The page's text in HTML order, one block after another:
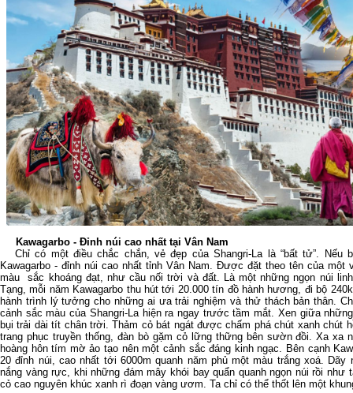
Kawagarbo - Đỉnh núi cao nhất tại Vân Nam
Chỉ có một điều chắc chắn, vẻ đẹp của Shangri-La là “bất tử”. Nếu
Kawagarbo - đỉnh núi cao nhất tỉnh Vân Nam. Được đặt theo tên của một
màu sắc khoáng đạt, như cầu nối trời và đất. Là một những ngọn núi
Tạng, mỗi năm Kawagarbo thu hút tới 20.000 tín đồ hành hương, đi bộ
hành trình lý tưởng cho những ai ưa trải nghiệm và thử thách bản thân.
cảnh sắc màu của Shangri-La hiện ra ngay trước tầm mắt. Xen giữa
bụi trải dài tít chân trời. Thảm cỏ bát ngát được chấm phá chút xanh chút
trang phục truyền thống, đàn bò gặm cỏ lững thững bên sườn đồi. Xa xa
hoàng hôn tím mờ ảo tạo nên một cảnh sắc đáng kinh ngạc. Bên cạnh
20 đỉnh núi, cao nhất tới 6000m quanh năm phủ một màu trắng xoá.
nắng vàng rực, khi những đám mây khói bay quẩn quanh ngọn núi rồi như
cỏ cao nguyên khúc xanh rì đoạn vàng ươm. Ta chỉ có thể thốt lên một